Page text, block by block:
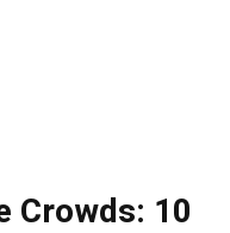
Crowds: 10